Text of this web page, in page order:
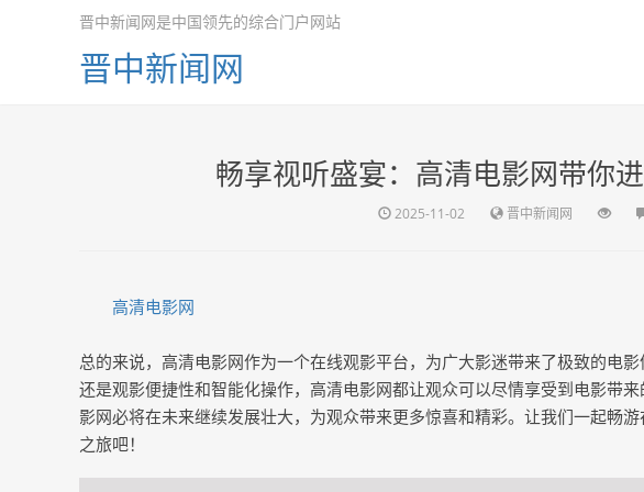
晋中新闻网是中国领先的综合门户网站
晋中新闻网
畅享视听盛宴：高清电影网带你
2025-11-02 晋中新闻网
高清电影网
总的来说，高清电影网作为一个在线观影平台，为广大影迷带来了极致的电
还是观影便捷性和智能化操作，高清电影网都让观众可以尽情享受到电影带
影网必将在未来继续发展壮大，为观众带来更多惊喜和精彩。让我们一起畅
之旅吧！